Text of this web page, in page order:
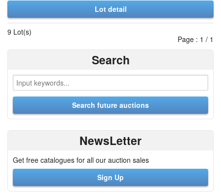
Lot detail
9 Lot(s)
Page : 1 / 1
Search
NewsLetter
Get free catalogues for all our auction sales
Sign Up